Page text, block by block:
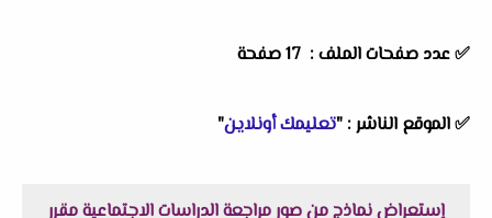
✅ عدد صفحات الملف : 17 صفحة
✅ الموقع الناشر : "تعليمك أونلاين"
إستعراض نماذج من صور مراجعة الدراسات الاجتماعية مقرر